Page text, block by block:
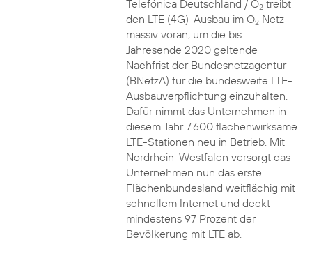
Telefónica Deutschland / O2treibt
den LTE (4G)-Ausbau im O2Netz
massiv voran, um die bis
Jahresende 2020 geltende
Nachfrist der Bundesnetzagentur
(BNetzA) für die bundesweite LTE-
Ausbauverpflichtung einzuhalten.
Dafür nimmt das Unternehmen in
diesem Jahr 7.600 flächenwirksame
LTE-Stationen neu in Betrieb. Mit
Nordrhein-Westfalen versorgt das
Unternehmen nun das erste
Flächenbundesland weitflächig mit
schnellem Internet und deckt
mindestens 97 Prozent der
Bevölkerung mit LTE ab.